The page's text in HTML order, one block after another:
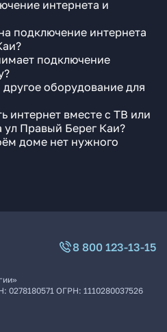
интернета и
подключение интернета
подключение
оборудование для
интернет вместе с ТВ или
ул Правый Берег Каи?
доме нет нужного
8 800 123-13-15
0278180571 ОГРН: 1110280037526